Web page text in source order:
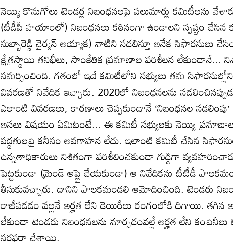
నెయ్యి కొనుగోలు టెండర్ల నిబంధనలపై పలుమార్లు కమిటీలను
(టీడీపీ హయాంలో) నిబంధనలు కఠినంగా ఉండాలని స్పష్టం
సుబ్బారెడ్డి చైర్మన్‌ అయ్యాక) వాటిని సడలిస్తూ అనేక సిఫారసులు
క్షేత్రస్థాయి తనిఖీలు, సాంకేతిక ప్రమాణాల పరిశీలన లేకుండానే...
సమర్పించింది. గతంలో ఇదే కమిటీలోని సభ్యులు తమ
వివరణతో నివేదిక ఇచ్చారు. 2020లో నిబంధనలను
ఎలాంటి వివరణలు, కారణాలు చెప్పకుండానే ‘నిబంధనల
అసలు విషయం ఏమిటంటే... ఈ కమిటీ సభ్యులకు నెయ్యి
పద్ధతులపై కనీసం అవగాహన లేదు. ఇలాంటి కమిటీ చేసిన
ఉన్నతాధికారులు నిశితంగా పరిశీలించకుండా గుడ్డిగా
పెట్టకుండా (మైండ్‌ అప్లై చేయకుండా) ఆ నివేదికను టీటీడీ
తీసుకువచ్చారు. దానిని పాలకమండలి ఆమోదించింది. టెండరు
రాజీపడడం వల్లనే అర్హత లేని డెయిరీలు రంగంలోకి దిగాయి. తగిన
లేకుండా టెండరు నిబంధనలను మార్చడంవల్లే అర్హత లేని కంపెనీలు
సరఫరా చేశాయి.